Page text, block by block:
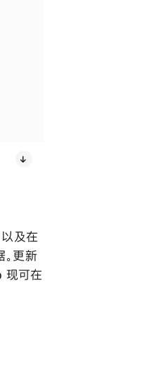
及在
更新
现可在